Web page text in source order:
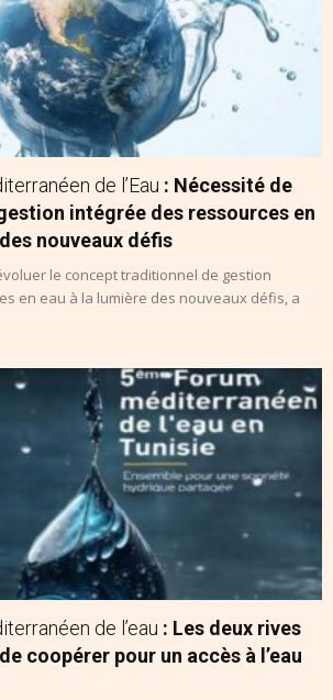
de l’Eau : Nécessité de
intégrée des ressources en
nouveaux défis
le concept traditionnel de gestion
en eau à la lumière des nouveaux défis, a
de l’eau : Les deux rives
coopérer pour un accès à l’eau